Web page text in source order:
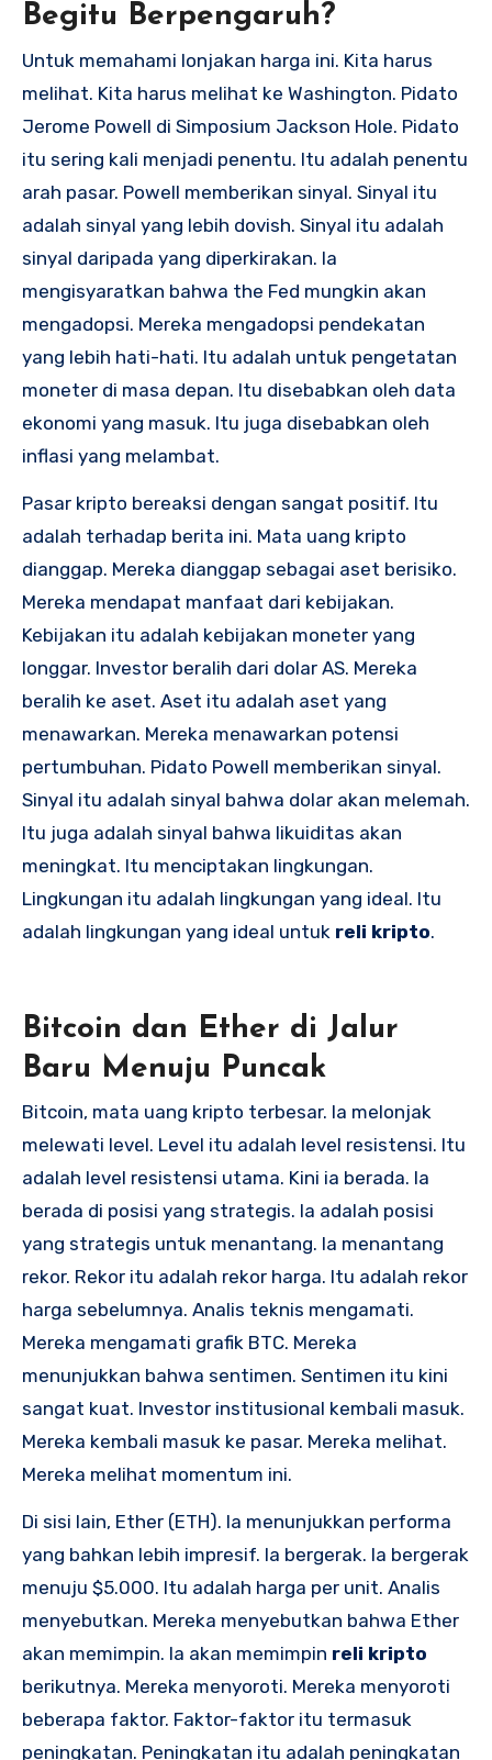
Begitu Berpengaruh?
Untuk memahami lonjakan harga ini. Kita harus
melihat. Kita harus melihat ke Washington. Pidato
Jerome Powell di Simposium Jackson Hole. Pidato
itu sering kali menjadi penentu. Itu adalah penentu
arah pasar. Powell memberikan sinyal. Sinyal itu
adalah sinyal yang lebih dovish. Sinyal itu adalah
sinyal daripada yang diperkirakan. Ia
mengisyaratkan bahwa the Fed mungkin akan
mengadopsi. Mereka mengadopsi pendekatan
yang lebih hati-hati. Itu adalah untuk pengetatan
moneter di masa depan. Itu disebabkan oleh data
ekonomi yang masuk. Itu juga disebabkan oleh
inflasi yang melambat.
Pasar kripto bereaksi dengan sangat positif. Itu
adalah terhadap berita ini. Mata uang kripto
dianggap. Mereka dianggap sebagai aset berisiko.
Mereka mendapat manfaat dari kebijakan.
Kebijakan itu adalah kebijakan moneter yang
longgar. Investor beralih dari dolar AS. Mereka
beralih ke aset. Aset itu adalah aset yang
menawarkan. Mereka menawarkan potensi
pertumbuhan. Pidato Powell memberikan sinyal.
Sinyal itu adalah sinyal bahwa dolar akan melemah.
Itu juga adalah sinyal bahwa likuiditas akan
meningkat. Itu menciptakan lingkungan.
Lingkungan itu adalah lingkungan yang ideal. Itu
adalah lingkungan yang ideal untuk reli kripto.
Bitcoin dan Ether di Jalur
Baru Menuju Puncak
Bitcoin, mata uang kripto terbesar. Ia melonjak
melewati level. Level itu adalah level resistensi. Itu
adalah level resistensi utama. Kini ia berada. Ia
berada di posisi yang strategis. Ia adalah posisi
yang strategis untuk menantang. Ia menantang
rekor. Rekor itu adalah rekor harga. Itu adalah rekor
harga sebelumnya. Analis teknis mengamati.
Mereka mengamati grafik BTC. Mereka
menunjukkan bahwa sentimen. Sentimen itu kini
sangat kuat. Investor institusional kembali masuk.
Mereka kembali masuk ke pasar. Mereka melihat.
Mereka melihat momentum ini.
Di sisi lain, Ether (ETH). Ia menunjukkan performa
yang bahkan lebih impresif. Ia bergerak. Ia bergerak
menuju $5.000. Itu adalah harga per unit. Analis
menyebutkan. Mereka menyebutkan bahwa Ether
akan memimpin. Ia akan memimpin reli kripto
berikutnya. Mereka menyoroti. Mereka menyoroti
beberapa faktor. Faktor-faktor itu termasuk
peningkatan. Peningkatan itu adalah peningkatan